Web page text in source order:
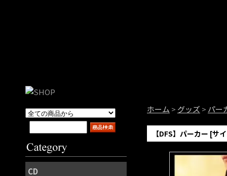
CD
ホーム > グッズ > パー
【DFS】パーカー [サ